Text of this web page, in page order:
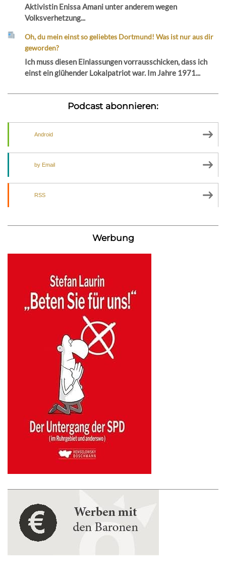
Aktivistin Enissa Amani unter anderem wegen
Volksverhetzung...
Oh, du mein einst so geliebtes Dortmund! Was ist nur aus dir
geworden?
Ich muss diesen Einlassungen vorrausschicken, dass ich
einst ein glühender Lokalpatriot war. Im Jahre 1971...
Podcast abonnieren:
Android
by Email
RSS
Werbung